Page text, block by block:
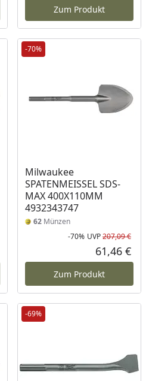
Zum Produkt
in ProzentPreis
Preis
-70%
Milwaukee
SPATENMEISSEL SDS-
MAX 400X110MM
4932343747
62Münzen
-70% UVP207,09 €
61,46 €
Zum Produkt
-69%